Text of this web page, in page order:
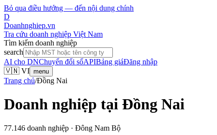
Bỏ qua điều hướng — đến nội dung chính
D
Doanhnghiep.vn
Tra cứu doanh nghiệp Việt Nam
Tìm kiếm doanh nghiệp
search
AI cho DNChuyển đổi sốAPIBảng giáĐăng nhập
🇻🇳 VI menu
Trang chủ/Đồng Nai
Doanh nghiệp tại Đồng Nai
77.146 doanh nghiệp · Đông Nam Bộ